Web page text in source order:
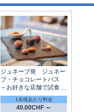
ジュネーブ発 ジュネー
ブ・チョコレートパス
～お好きな店舗で試食が
できるクーポン付き～
1名様あたり料金
40.00CHF ～